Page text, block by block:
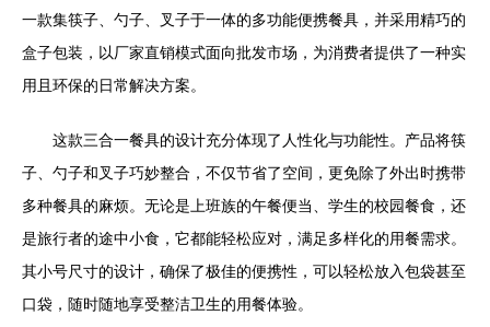
一款集筷子、勺子、叉子于一体的多功能便携餐具，并采用精巧的
盒子包装，以厂家直销模式面向批发市场，为消费者提供了一种实
用且环保的日常解决方案。
这款三合一餐具的设计充分体现了人性化与功能性。产品将筷
子、勺子和叉子巧妙整合，不仅节省了空间，更免除了外出时携带
多种餐具的麻烦。无论是上班族的午餐便当、学生的校园餐食，还
是旅行者的途中小食，它都能轻松应对，满足多样化的用餐需求。
其小号尺寸的设计，确保了极佳的便携性，可以轻松放入包袋甚至
口袋，随时随地享受整洁卫生的用餐体验。